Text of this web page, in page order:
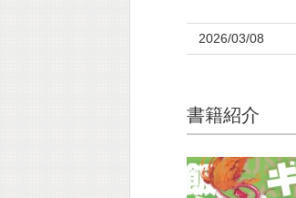
2026/03/08
書籍紹介